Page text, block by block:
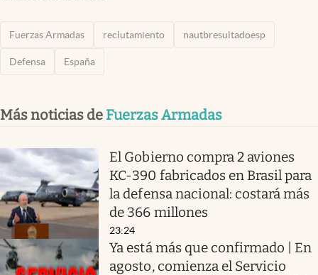
Fuerzas Armadas reclutamiento nautbresultadoesp
Defensa España
Más noticias de Fuerzas Armadas
El Gobierno compra 2 aviones
KC-390 fabricados en Brasil para
la defensa nacional: costará más
de 366 millones
23:24
Ya está más que confirmado | En
agosto, comienza el Servicio